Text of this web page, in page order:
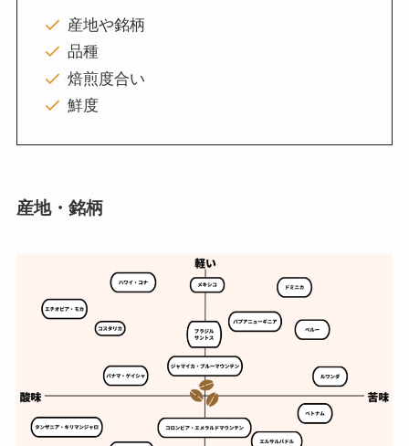
産地や銘柄
品種
焙煎度合い
鮮度
産地・銘柄